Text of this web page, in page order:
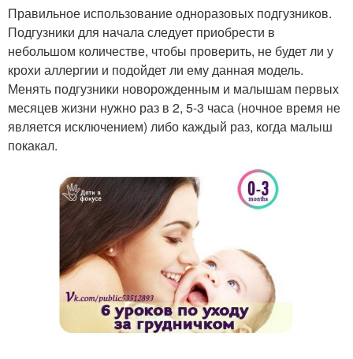
Правильное использование одноразовых подгузников.
Подгузники для начала следует приобрести в
небольшом количестве, чтобы проверить, не будет ли у
крохи аллергии и подойдет ли ему данная модель.
Менять подгузники новорожденным и малышам первых
месяцев жизни нужно раз в 2, 5-3 часа (ночное время не
является исключением) либо каждый раз, когда малыш
покакал.